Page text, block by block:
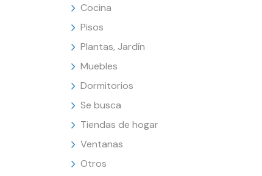
Cocina
Pisos
Plantas, Jardín
Muebles
Dormitorios
Se busca
Tiendas de hogar
Ventanas
Otros